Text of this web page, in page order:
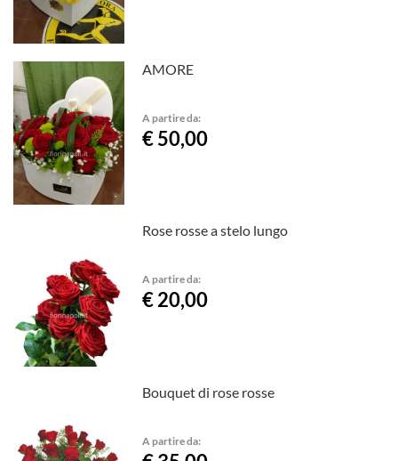
AMORE
A partire da:
€ 50,00
Rose rosse a stelo lungo
A partire da:
€ 20,00
Bouquet di rose rosse
A partire da: